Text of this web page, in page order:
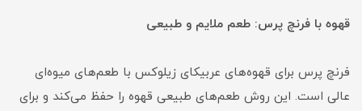
قهوه با فرنچ پرس: طعم ملایم و طبیعی
فرنچ پرس برای قهوه‌های عربیکای زیلوکس با طعم‌های میوه‌ای
عالی است. این روش طعم‌های طبیعی قهوه را حفظ می‌کند و برای